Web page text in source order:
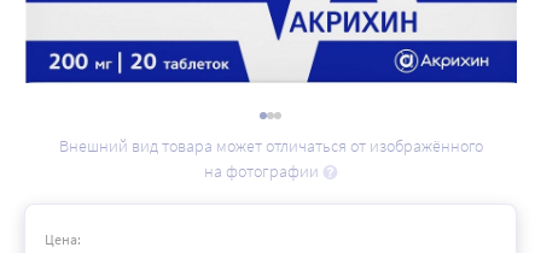
Внешний вид товара может отличаться от изображённого
на фотографии
Цена: